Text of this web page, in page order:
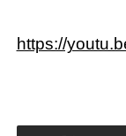
https://